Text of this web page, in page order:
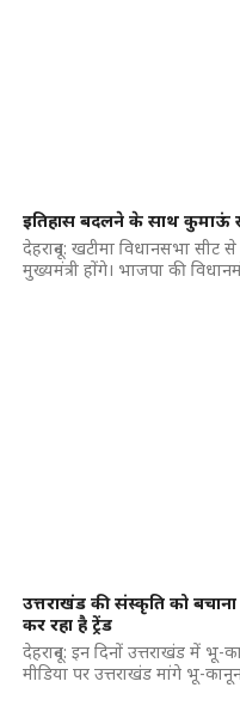
इतिहास बदलने के साथ कुमाऊं से
देहरादून: खटीमा विधानसभा सीट
मुख्यमंत्री होंगे। भाजपा की
उत्तराखंड की संस्कृति को
कर रहा है ट्रेंड
देहरादून: इन दिनों उत्तराखंड में
मीडिया पर उत्तराखंड मांगे भू-